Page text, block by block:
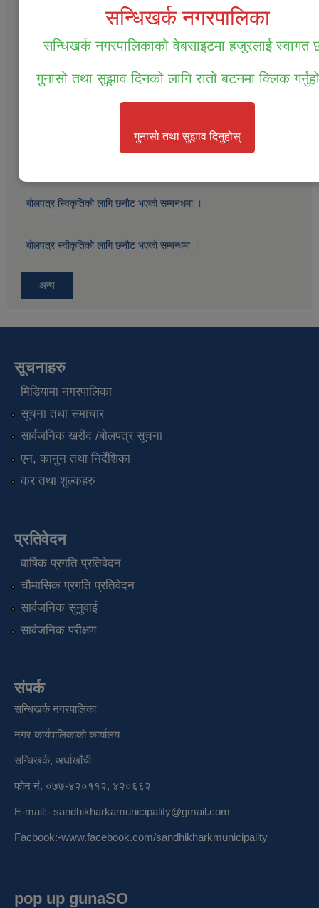
सार्वजनिक खरीद / बोलपत्र सूचना
सम्पत्ति तथा जिन्सी मालसामान लिलाम विक्रिको लागि बोलपत्र आव्हानको सूचना
बोलपत्र स्विकृतिको लागि छनौट भएको सम्बनधमा ।
बोलपत्र स्वीकृतिको लागि छनौट भएको सम्बन्धमा ।
अन्य
सूचनाहरु
मिडियामा नगरपालिका
सूचना तथा समाचार
सार्वजनिक खरीद /बोलपत्र सूचना
एन, कानुन तथा निर्देशिका
कर तथा शुल्कहरु
प्रतिवेदन
वार्षिक प्रगति प्रतिवेदन
चौमासिक प्रगति प्रतिवेदन
सार्वजनिक सुनुवाई
सार्वजनिक परीक्षण
संपर्क
सन्धिखर्क नगरपालिका
नगर कार्यपालिकाको कार्यालय
सन्धिखर्क, अर्घाखाँची
फोन नं. ०७७-४२०११२, ४२०६६२
E-mail:- sandhikharkamunicipality@gmail.com
Facbook:-www.facebook.com/sandhikharkmunicipality
pop up gunaSO
सन्धिखर्क नगरपालिका
सन्धिखर्क नगरपालिकाको वेबसाइटमा हजुरलाई स्वागत
गुनासो तथा सुझाव दिनको लागि रातो बटनमा क्लिक
गुनासो तथा सुझाव दिनुहोस्